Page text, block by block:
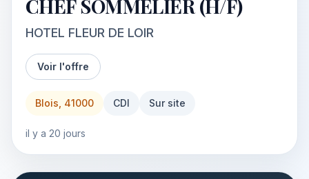
CHEF SOMMELIER (H/F)
HOTEL FLEUR DE LOIR
Voir l'offre
Blois, 41000 CDI Sur site
il y a 20 jours